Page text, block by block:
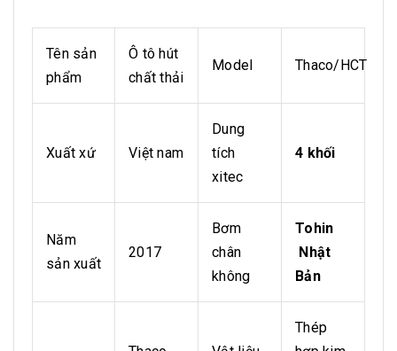
Tên sản
phẩm
Ô tô hút
chất thải
Model Thaco/HCT
Xuất xứ Việt nam
Dung
tích
xitec
4 khối
Năm
sản xuất
2017
Bơm
chân
không
Tohin
Nhật
Bản
Thép